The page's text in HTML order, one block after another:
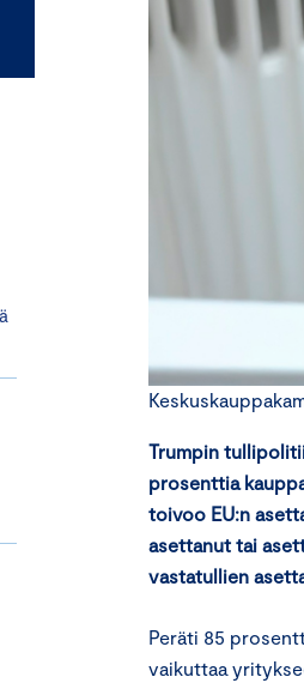
Trumpin
prosenttia
toivoo EU:n
asettanut tai
vastatullien
Peräti 85
vaikuttaa